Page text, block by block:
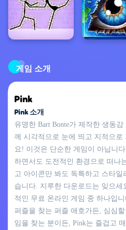
게임 소개
Pink
Pink 소개
유명한 Bart Bonte가 제작한 생동
께 시각적으로 눈에 띄고 지적으로
요! 이것은 단순한 게임이 아닙니
하면서도 도전적인 환경으로 떠나
고 아이콘만 봐도 독특하고 스타
습니다. 지루한 다운로드는 잊으
적인 무료 온라인 게임 중 하나입
퍼즐을 찾는 퍼즐 애호가든, 심심
임을 찾는 분이든, Pink는 즐겁고